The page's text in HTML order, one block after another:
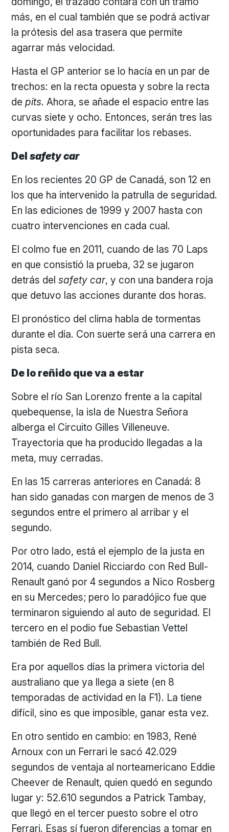
más, en el cual también que se podrá activar
la prótesis del asa trasera que permite
agarrar más velocidad.
Hasta el GP anterior se lo hacía en un par de
trechos: en la recta opuesta y sobre la recta
depits. Ahora, se añade el espacio entre las
curvas siete y ocho. Entonces, serán tres las
oportunidades para facilitar los rebases.
Delsafety car
En los recientes 20 GP de Canadá, son 12 en
los que ha intervenido la patrulla de seguridad.
En las ediciones de 1999 y 2007 hasta con
cuatro intervenciones en cada cual.
El colmo fue en 2011, cuando de las 70 Laps
en que consistió la prueba, 32 se jugaron
detrás delsafety car, y con una bandera roja
que detuvo las acciones durante dos horas.
El pronóstico del clima habla de tormentas
durante el día. Con suerte será una carrera en
pista seca.
De lo reñido que va a estar
Sobre el río San Lorenzo frente a la capital
quebequense, la isla de Nuestra Señora
alberga el Circuito Gilles Villeneuve.
Trayectoria que ha producido llegadas a la
meta, muy cerradas.
En las 15 carreras anteriores en Canadá: 8
han sido ganadas con margen de menos de 3
segundos entre el primero al arribar y el
segundo.
Por otro lado, está el ejemplo de la justa en
2014, cuando Daniel Ricciardo con Red Bull-
Renault ganó por 4 segundos a Nico Rosberg
en su Mercedes; pero lo paradójico fue que
terminaron siguiendo al auto de seguridad. El
tercero en el podio fue Sebastian Vettel
también de Red Bull.
Era por aquellos días la primera victoria del
australiano que ya llega a siete (en 8
temporadas de actividad en la F1). La tiene
difícil, sino es que imposible, ganar esta vez.
En otro sentido en cambio: en 1983, René
Arnoux con un Ferrari le sacó 42.029
segundos de ventaja al norteamericano Eddie
Cheever de Renault, quien quedó en segundo
lugar y: 52.610 segundos a Patrick Tambay,
que llegó en el tercer puesto sobre el otro
Ferrari. Esas sí fueron diferencias a tomar en